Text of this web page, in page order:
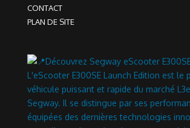
CONTACT
PLAN DE SITE